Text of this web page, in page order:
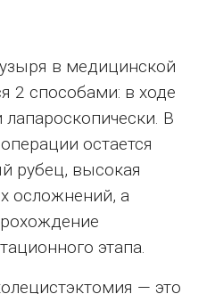
в медицинской
2 способами: в ходе
В
остается
рубец, высокая
осложнений, а
этапа.
— это